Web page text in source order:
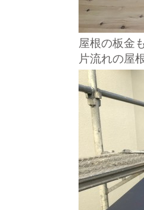
屋根の板金
片流れの屋